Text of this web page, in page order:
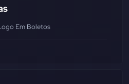
Em Boletos